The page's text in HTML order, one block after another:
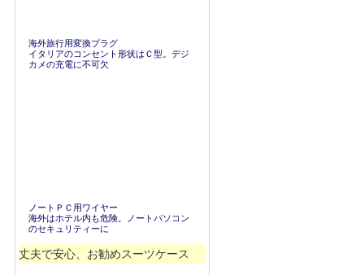
海外旅行用変換プラグ
イタリアのコンセント形状はＣ型。デジ
カメの充電に不可欠
ノートＰＣ用ワイヤー
海外はホテル内も危険。ノートパソコン
のセキュリティーに
丈夫で安心、お勧めスーツケース